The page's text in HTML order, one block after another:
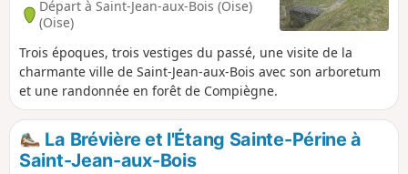
Départ à Saint-Jean-aux-Bois (Oise)
(Oise)
Trois époques, trois vestiges du passé, une visite de la
charmante ville de Saint-Jean-aux-Bois avec son arboretum
et une randonnée en forêt de Compiègne.
La Brévière et l'Étang Sainte-Périne à
Saint-Jean-aux-Bois